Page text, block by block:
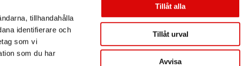
tillhandahålla
identifierare och
som vi
som du har
Tillåt alla
Tillåt urval
Avvisa
Ja, jag vill prenumerera på nyhetsbrevet.